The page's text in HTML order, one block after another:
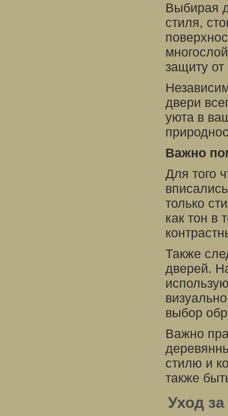
Выбирая
стиля,
защиту
двери
уюта в
Важно
Для того
только
как тон в
Также
дверей.
выбор
Важно
стилю и
также
Уход